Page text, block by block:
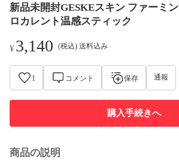
新品未開封GESKEスキン ファーミ
ロカレント温感スティック
¥3,140 (税込) 送料込み
1 コメント 保存 通報
購入手続きへ
商品の説明